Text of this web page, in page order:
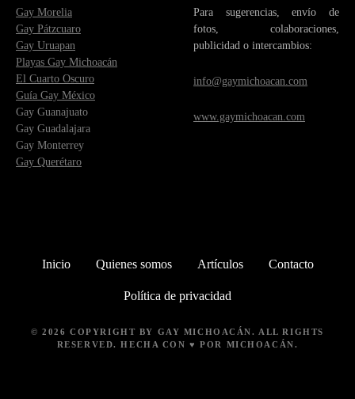
Gay Morelia
Gay Pátzcuaro
Gay Uruapan
Playas Gay Michoacán
El Cuarto Oscuro
Guía Gay México
Gay Guanajuato
Gay Guadalajara
Gay Monterrey
Gay Querétaro
Para sugerencias, envío de
fotos, colaboraciones,
publicidad o intercambios:
info@gaymichoacan.com
www.gaymichoacan.com
Inicio Quienes somos Artículos Contacto
Política de privacidad
© 2026 COPYRIGHT BY GAY MICHOACÁN. ALL RIGHTS
RESERVED. HECHA CON ♥ POR MICHOACÁN.